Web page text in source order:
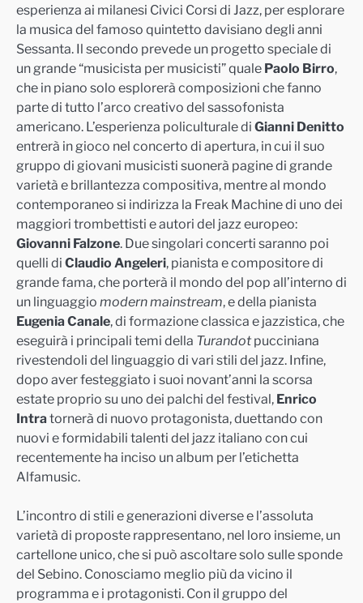
esperienza ai milanesi Civici Corsi di Jazz, per esplorare
la musica del famoso quintetto davisiano degli anni
Sessanta. Il secondo prevede un progetto speciale di
ungrande “musicista per musicisti” quale Paolo Birro,
che in piano solo esplorerà composizioni che fanno
parte di tutto l’arco creativo del sassofonista
americano. L’esperienza policulturale di Gianni Denitto
entrerà in gioco nel concerto di apertura, in cui il suo
gruppo di giovani musicisti suonerà pagine di grande
varietà e brillantezza compositiva, mentre al mondo
contemporaneo si indirizza la Freak Machine di uno dei
maggiori trombettisti e autori del jazz europeo:
Giovanni Falzone. Due singolari concerti saranno poi
quelli di Claudio Angeleri, pianista e compositore di
grande fama, che porterà il mondo del pop all’interno di
un linguaggio modern mainstream, e della pianista
Eugenia Canale, di formazione classica e jazzistica, che
eseguirà i principali temi della Turandot pucciniana
rivestendoli del linguaggio di vari stili del jazz. Infine,
dopo aver festeggiato i suoi novant’anni la scorsa
estate proprio su uno dei palchi del festival, Enrico
Intratornerà di nuovo protagonista, duettando con
nuovi e formidabili talenti del jazz italiano con cui
recentemente ha inciso un album per l’etichetta
Alfamusic.
L’incontro di stili e generazioni diverse e l’assoluta
varietà di proposte rappresentano, nel loro insieme, un
cartellone unico, che si può ascoltare solo sulle sponde
del Sebino. Conosciamo meglio più da vicino il
programma e i protagonisti. Con il gruppo del